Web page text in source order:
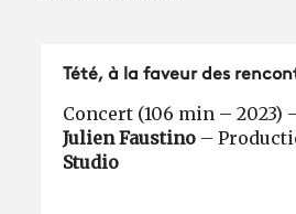
Tété, à la faveur des
Concert (106 min – 2023)
Julien Faustino –
Studio